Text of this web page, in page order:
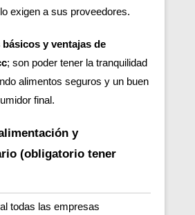
exigen a sus proveedores.
y ventajas de
; son poder tener la tranquilidad
alimentos seguros y un buen
final.
y
(obligatorio tener
todas las empresas